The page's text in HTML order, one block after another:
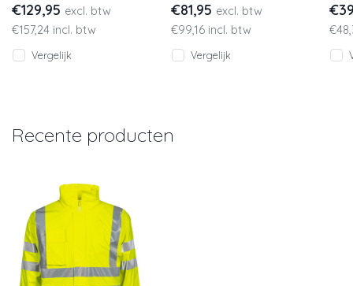
ademende stof houd
€129,95 excl. btw
€157,24 incl. btw
Vergelijk
maken. Een elastiek in de
h
€81,95 excl. btw
€99,16 incl. btw
Vergelijk
Recente producten